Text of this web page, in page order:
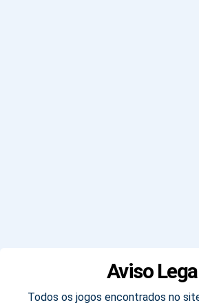
Aviso
Todos os jogos encontrados no